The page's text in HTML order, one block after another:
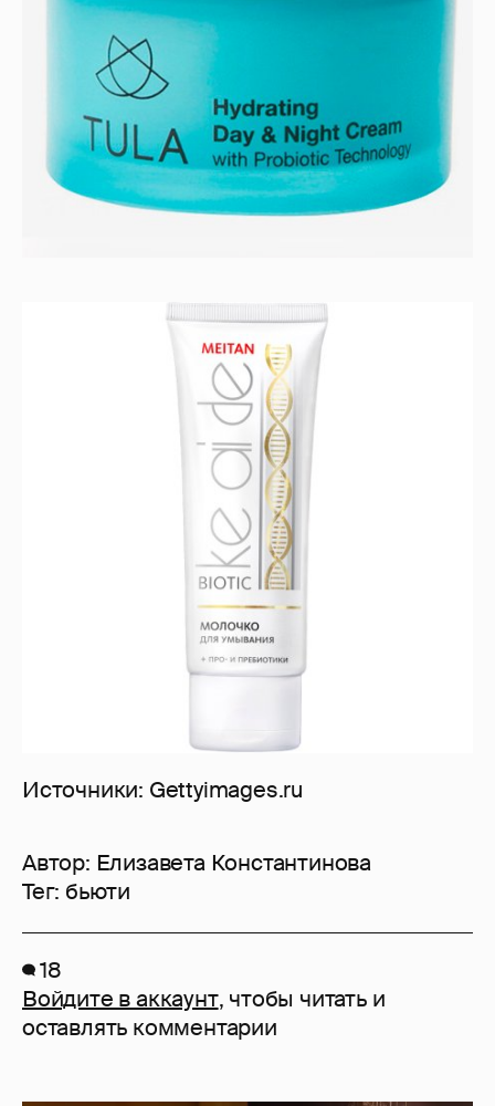
Источники: Gettyimages.ru
Автор: Елизавета Константинова
Тег: бьюти
18
Войдите в аккаунт, чтобы читать и
оставлять комментарии